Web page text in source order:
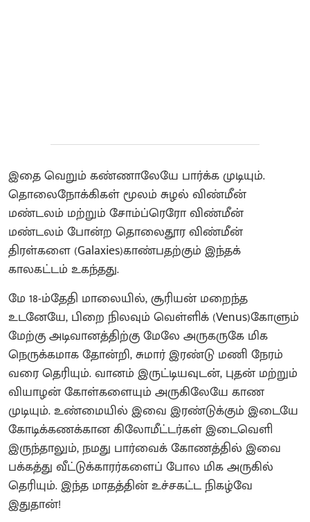
இதை வெறும் கண்ணாலேயே பார்க்க முடியும்.
தொலைநோக்கிகள் மூலம் சுழல் விண்மீன்
மண்டலம் மற்றும் சோம்ப்ரெரோ விண்மீன்
மண்டலம் போன்ற தொலைதூர விண்மீன்
திரள்களை (Galaxies)காண்பதற்கும் இந்தக்
காலகட்டம் உகந்தது.
மே 18-ம்தேதி மாலையில், சூரியன் மறைந்த
உடனேயே, பிறை நிலவும் வெள்ளிக் (Venus)கோளும்
மேற்கு அடிவானத்திற்கு மேலே அருகருகே மிக
நெருக்கமாக தோன்றி, சுமார் இரண்டு மணி நேரம்
வரை தெரியும். வானம் இருட்டியவுடன், புதன் மற்றும்
வியாழன் கோள்களையும் அருகிலேயே காண
முடியும். உண்மையில் இவை இரண்டுக்கும் இடையே
கோடிக்கணக்கான கிலோமீட்டர்கள் இடைவெளி
இருந்தாலும், நமது பார்வைக் கோணத்தில் இவை
பக்கத்து வீட்டுக்காரர்களைப் போல மிக அருகில்
தெரியும். இந்த மாதத்தின் உச்சகட்ட நிகழ்வே
இதுதான்!